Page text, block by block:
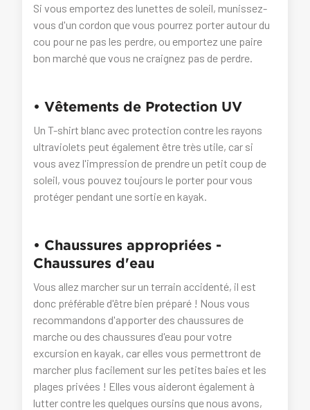
Si vous emportez des lunettes de soleil, munissez-
vous d'un cordon que vous pourrez porter autour du
cou pour ne pas les perdre, ou emportez une paire
bon marché que vous ne craignez pas de perdre.
• Vêtements de Protection UV
Un T-shirt blanc avec protection contre les rayons
ultraviolets peut également être très utile, car si
vous avez l'impression de prendre un petit coup de
soleil, vous pouvez toujours le porter pour vous
protéger pendant une sortie en kayak.
• Chaussures appropriées -
Chaussures d'eau
Vous allez marcher sur un terrain accidenté, il est
donc préférable d'être bien préparé ! Nous vous
recommandons d'apporter des chaussures de
marche ou des chaussures d'eau pour votre
excursion en kayak, car elles vous permettront de
marcher plus facilement sur les petites baies et les
plages privées ! Elles vous aideront également à
lutter contre les quelques oursins que nous avons,